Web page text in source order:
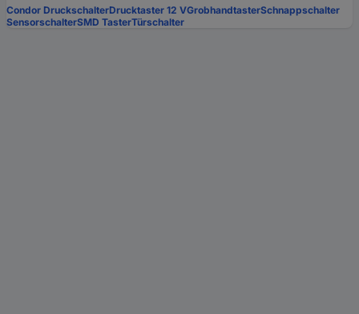
Condor DruckschalterDrucktaster 12 VGrobhandtasterSchnappschalter
SensorschalterSMD TasterTürschalter